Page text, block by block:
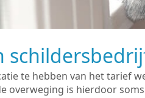
te hebben van het tarief
overweging is hierdoor